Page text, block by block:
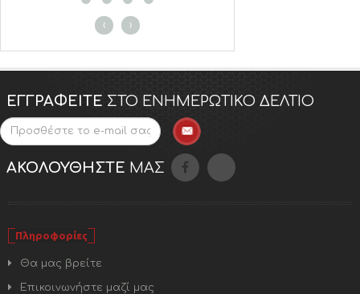
‹ ›
ΕΓΓΡΑΦΕΊΤΕ ΣΤΟ ΕΝΗΜΕΡΩΤΙΚΌ ΔΕΛΤΊΟ
ΑΚΟΛΟΥΘΉΣΤΕ ΜΑΣ
Πληροφορίες
Θα μας βρείτε
Επικοινωνήστε μαζί μας